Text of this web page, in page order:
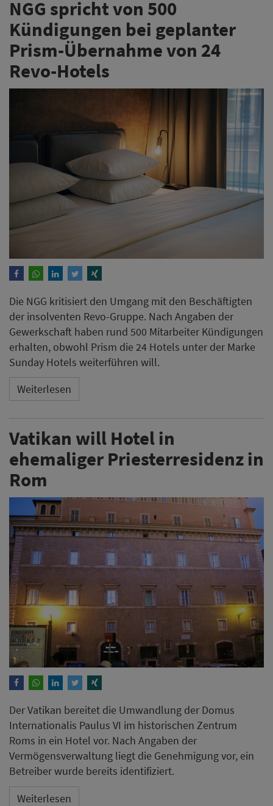
NGG spricht von 500
Kündigungen bei geplanter
Prism-Übernahme von 24
Revo-Hotels
Die NGG kritisiert den Umgang mit den Beschäftigten
der insolventen Revo-Gruppe. Nach Angaben der
Gewerkschaft haben rund 500 Mitarbeiter Kündigungen
erhalten, obwohl Prism die 24 Hotels unter der Marke
Sunday Hotels weiterführen will.
Weiterlesen
Vatikan will Hotel in
ehemaliger Priesterresidenz in
Rom
Der Vatikan bereitet die Umwandlung der Domus
Internationalis Paulus VI im historischen Zentrum
Roms in ein Hotel vor. Nach Angaben der
Vermögensverwaltung liegt die Genehmigung vor, ein
Betreiber wurde bereits identifiziert.
Weiterlesen